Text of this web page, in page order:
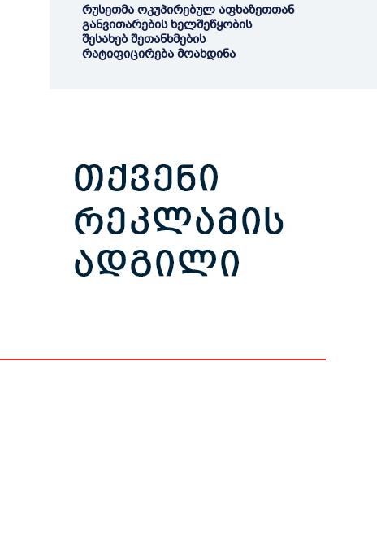
რუსეთმა ოკუპირებულ აფხაზეთთან
განვითარების ხელშეწყობის
შესახებ შეთანხმების
რატიფიცირება მოახდინა